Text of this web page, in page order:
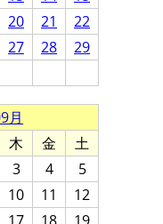
20 21
22
27 28
29
月
木 金
土
3 4
5
10 11
12